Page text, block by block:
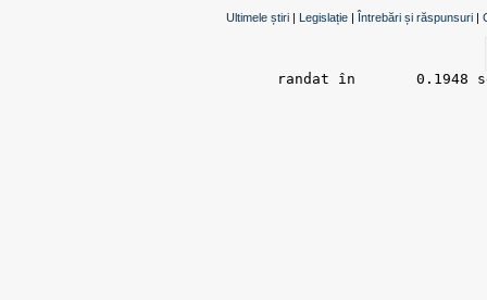
Ultimele știri | Legislație | Întrebări și răspunsuri |
randat în